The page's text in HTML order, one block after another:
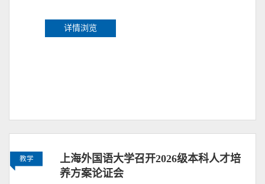
详情浏览
教学
上海外国语大学召开2026级本科人才培
养方案论证会